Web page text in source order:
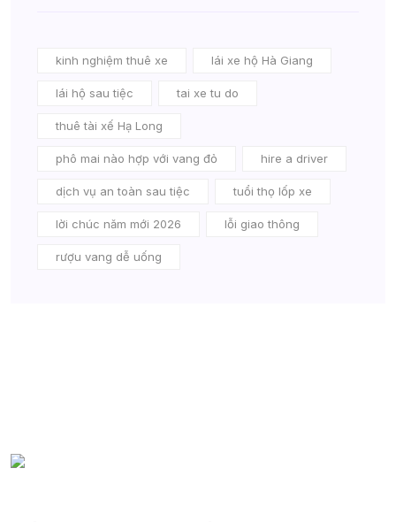
kinh nghiệm thuê xe lái xe hộ Hà Giang
lái hộ sau tiệc tai xe tu do
thuê tài xế Hạ Long
phô mai nào hợp với vang đỏ hire a driver
dịch vụ an toàn sau tiệc tuổi thọ lốp xe
lời chúc năm mới 2026 lỗi giao thông
rượu vang dễ uống